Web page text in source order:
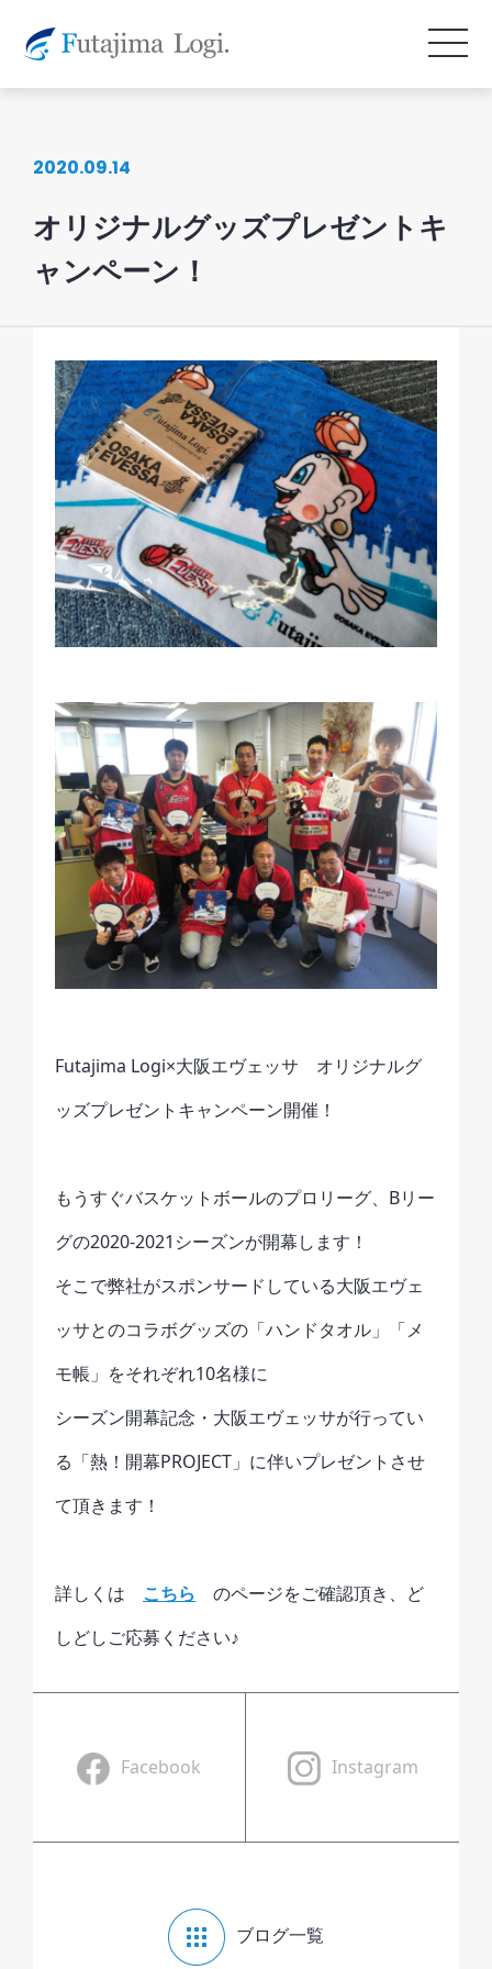
2020.09.14
オリジナルグッズプレゼントキ
ャンペーン！
Futajima Logi×大阪エヴェッサ オリジナルグ
ッズプレゼントキャンペーン開催！
もうすぐバスケットボールのプロリーグ、Bリー
グの2020-2021シーズンが開幕します！
そこで弊社がスポンサードしている大阪エヴェ
ッサとのコラボグッズの「ハンドタオル」「メ
モ帳」をそれぞれ10名様に
シーズン開幕記念・大阪エヴェッサが行ってい
る「熱！開幕PROJECT」に伴いプレゼントさせ
て頂きます！
詳しくは こちら
のページをご確認頂き、ど
しどしご応募ください♪
Facebook Instagram
ブログ一覧